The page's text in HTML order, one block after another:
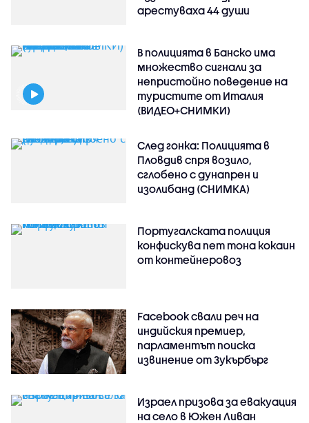
арестуваха 44 души
В полицията в Банско има
множество сигнали за
непристойно поведение на
туристите от Италия
(ВИДЕО+СНИМКИ)
След гонка: Полицията в
Пловдив спря возило,
сглобено с дунапрен и
изолибанд (СНИМКА)
Португалската полиция
конфискува пет тона кокаин
от контейнеровоз
Facebook свали реч на
индийския премиер,
парламентът поиска
извинение от Зукърбърг
Израел призова за евакуация
на село в Южен Ливан